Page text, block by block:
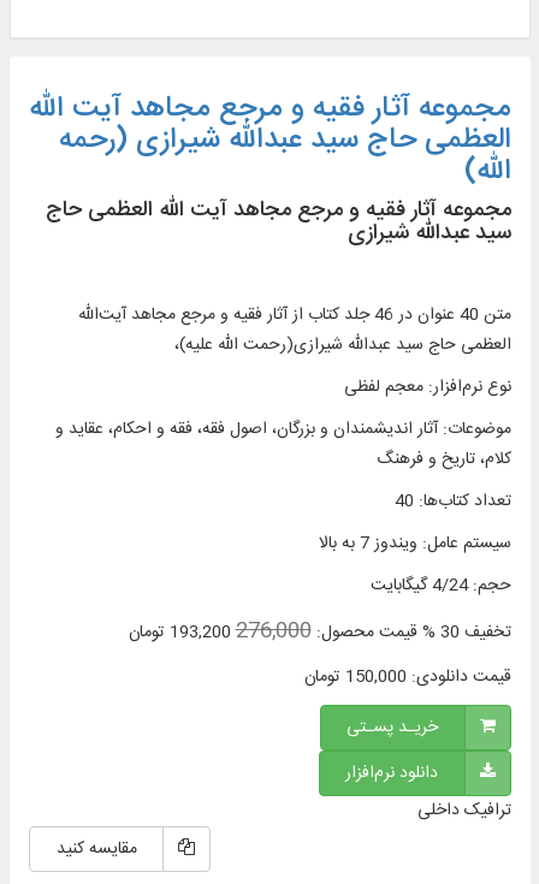
مجموعه آثار فقیه و مرجع مجاهد آیت الله
العظمی حاج سید عبدالله شیرازی (رحمه
الله)
مجموعه آثار فقیه و مرجع مجاهد آیت الله العظمی حاج
سید عبدالله شیرازی
متن 40 عنوان در 46 جلد کتاب از آثار فقیه و مرجع مجاهد آیت‌الله
العظمی حاج سید عبدالله شیرازی(رحمت الله علیه)،
نوع نرم‌افزار:معجم لفظی
موضوعات:آثار اندیشمندان و بزرگان، اصول فقه، فقه و احکام، عقاید و
كلام، تاریخ و فرهنگ
تعداد کتاب‌ها:
40
سیستم عامل: ویندوز 7 به بالا
حجم:4/24 گیگابایت
تخفیف 30 % قیمت محصول:276,000
193,200 تومان
قیمت دانلودی: 150,000 تومان
خریـد پسـتی
دانلود نرم‌افزار
ترافیک داخلی
مقایسه کنید